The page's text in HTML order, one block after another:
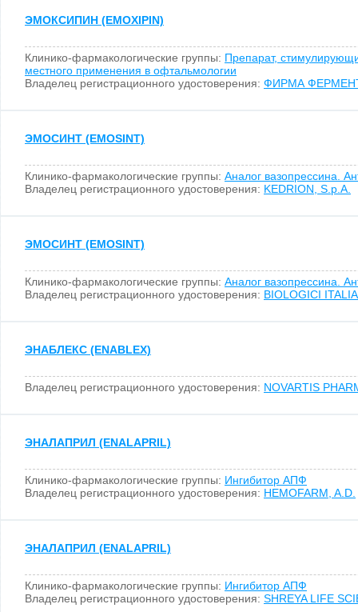
ЭМОКСИПИН (EMOXIPIN)
Клинико-фармакологические группы: Препарат,
местного применения в офтальмологии
Владелец регистрационного удостоверения: ФИРМА
ЭМОСИНТ (EMOSINT)
Клинико-фармакологические группы: Аналог вазопрессина.
Владелец регистрационного удостоверения: KEDRION, S.p.A.
ЭМОСИНТ (EMOSINT)
Клинико-фармакологические группы: Аналог вазопрессина.
Владелец регистрационного удостоверения: BIOLOGICI
ЭНАБЛЕКС (ENABLEX)
Владелец регистрационного удостоверения: NOVARTIS
ЭНАЛАПРИЛ (ENALAPRIL)
Клинико-фармакологические группы: Ингибитор АПФ
Владелец регистрационного удостоверения: HEMOFARM, A.D.
ЭНАЛАПРИЛ (ENALAPRIL)
Клинико-фармакологические группы: Ингибитор АПФ
Владелец регистрационного удостоверения: SHREYA LIFE